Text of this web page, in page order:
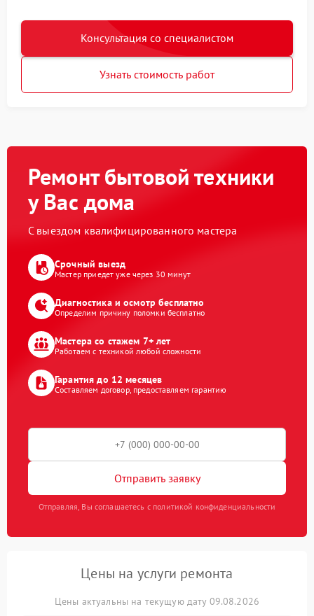
Консультация со специалистом
Узнать стоимость работ
Ремонт бытовой техники
у Вас дома
С выездом квалифицированного мастера
Срочный выезд
Мастер приедет уже через 30 минут
Диагностика и осмотр бесплатно
Определим причину поломки бесплатно
Мастера со стажем 7+ лет
Работаем с техникой любой сложности
Гарантия до 12 месяцев
Составляем договор, предоставляем гарантию
Отправить заявку
Отправляя, Вы соглашаетесь с политикой конфиденциальности
Цены на услуги ремонта
Цены актуальны на текущую дату 09.08.2026